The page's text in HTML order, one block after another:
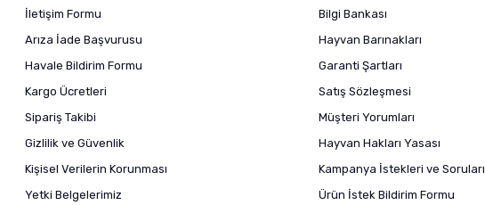
İletişim Formu
Arıza İade Başvurusu
Havale Bildirim Formu
Kargo Ücretleri
Sipariş Takibi
Gizlilik ve Güvenlik
Kişisel Verilerin Korunması
Yetki Belgelerimiz
Bilgi Bankası
Hayvan Barınakları
Garanti Şartları
Satış Sözleşmesi
Müşteri Yorumları
Hayvan Hakları Yasası
Kampanya İstekleri ve Soruları
Ürün İstek Bildirim Formu